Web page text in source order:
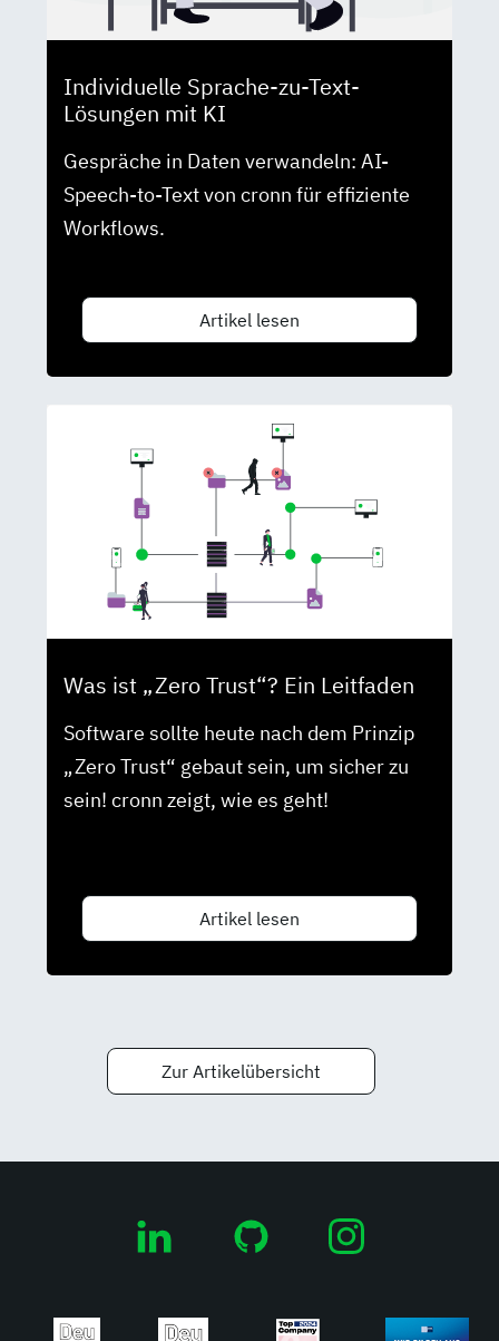
Individuelle Sprache-zu-Text-
Lösungen mit KI
Gespräche in Daten verwandeln: AI-
Speech-to-Text von cronn für effiziente
Workflows.
Artikel lesen
Was ist „Zero Trust“? Ein Leitfaden
Software sollte heute nach dem Prinzip
„Zero Trust“ gebaut sein, um sicher zu
sein! cronn zeigt, wie es geht!
Artikel lesen
Zur Artikelübersicht